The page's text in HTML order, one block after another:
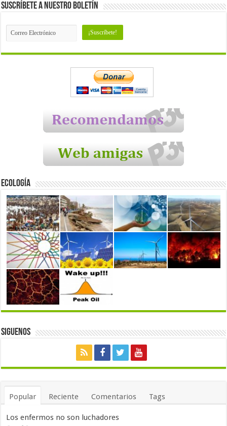
Suscríbete a nuestro Boletín
Ecología
Siguenos
Popular Reciente Comentarios Tags
Los enfermos no son luchadores